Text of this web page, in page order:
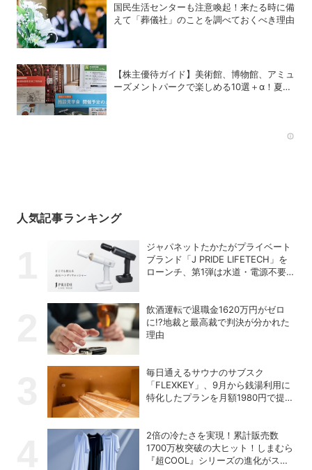
国民生活センターも注意喚起！来たる時に備
えて「葬儀社」のことを調べておくべき理由
【株主優待ガイド】美術館、博物館、アミュ
ーズメントパークで楽しめる10選＋α！夏休
人気記事ランキング
ジャパネットたかたがプライベート
ブランド「J PRIDE LIFETECH」を
ローンチ、第1弾は水道・電源不要
飲酒運転で退職金1620万円がゼロ
に!?地裁と最高裁で判決が分かれた
理由
毎日通えるサウナのサブスク
「FLEXKEY」、9月から銭湯利用に
特化したプランを月額1980円で提供
2倍の冷たさを実現！累計販売数
1700万枚突破の大ヒット！しまむら
『超COOL』シリーズの進化がスゴ